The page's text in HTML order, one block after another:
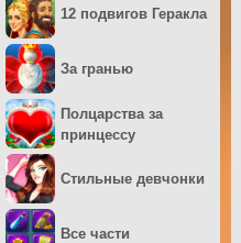
12 подвигов Геракла
За гранью
Полцарства за
принцессу
Стильные девчонки
Все части